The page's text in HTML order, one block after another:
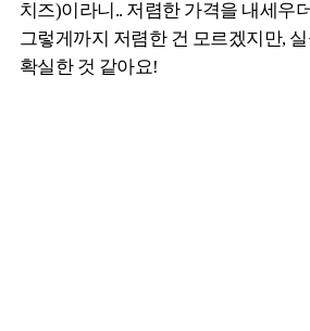
치즈)이라니.. 저렴한 가격을 내세우
그렇게까지 저렴한 건 모르겠지만,
확실한 것 같아요!